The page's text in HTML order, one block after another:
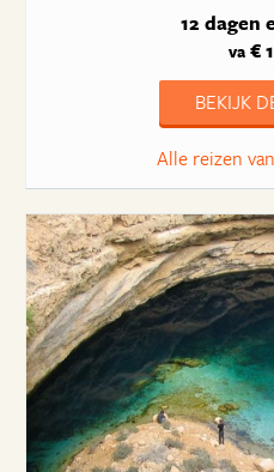
12 dagen
va €
BEKIJK
Alle reizen